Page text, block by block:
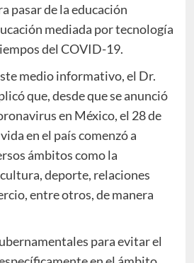
pasar de la educación
mediada por tecnología
del COVID-19.
medio informativo, el Dr.
que, desde que se anunció
en México, el 28 de
en el país comenzó a
ámbitos como la
deporte, relaciones
entre otros, de manera
para evitar el